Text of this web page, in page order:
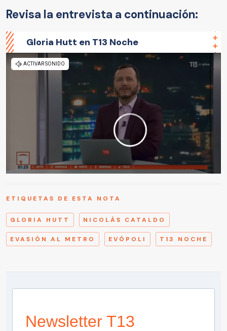
Revisa la entrevista a continuación:
Gloria Hutt en T13 Noche
ETIQUETAS DE ESTA NOTA
GLORIA HUTT NICOLÁS CATALDO
EVASIÓN AL METRO EVÓPOLI T13 NOCHE
Newsletter T13